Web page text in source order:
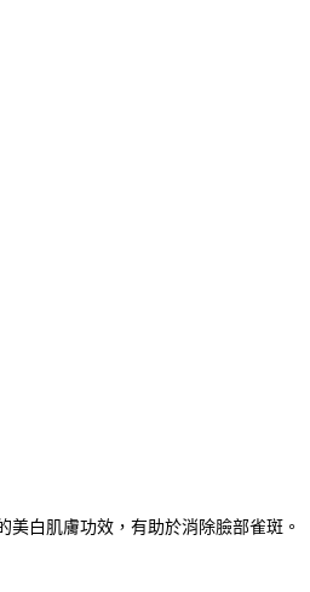
美白肌膚功效，有助於消除臉部雀斑。